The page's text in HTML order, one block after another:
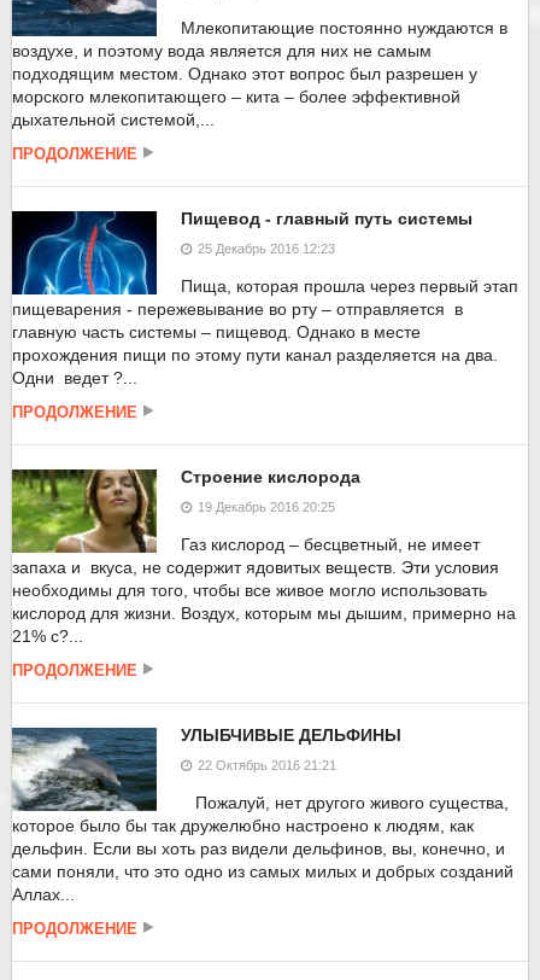
Млекопитающие постоянно нуждаются в
воздухе, и поэтому вода является для них не самым
подходящим местом. Однако этот вопрос был разрешен у
морского млекопитающего – кита – более эффективной
дыхательной системой,...
ПРОДОЛЖЕНИЕ
Пищевод - главный путь системы
25 Декабрь 2016 12:23
Пища, которая прошла через первый этап
пищеварения - пережевывание во рту – отправляется в
главную часть системы – пищевод. Однако в месте
прохождения пищи по этому пути канал разделяется на два.
Одни ведет ?...
ПРОДОЛЖЕНИЕ
Строение кислорода
19 Декабрь 2016 20:25
Газ кислород – бесцветный, не имеет
запаха и вкуса, не содержит ядовитых веществ. Эти условия
необходимы для того, чтобы все живое могло использовать
кислород для жизни. Воздух, которым мы дышим, примерно на
21% с?...
ПРОДОЛЖЕНИЕ
УЛЫБЧИВЫЕ ДЕЛЬФИНЫ
22 Октябрь 2016 21:21
Пожалуй, нет другого живого существа,
которое было бы так дружелюбно настроено к людям, как
дельфин. Если вы хоть раз видели дельфинов, вы, конечно, и
сами поняли, что это одно из самых милых и добрых созданий
Аллах...
ПРОДОЛЖЕНИЕ